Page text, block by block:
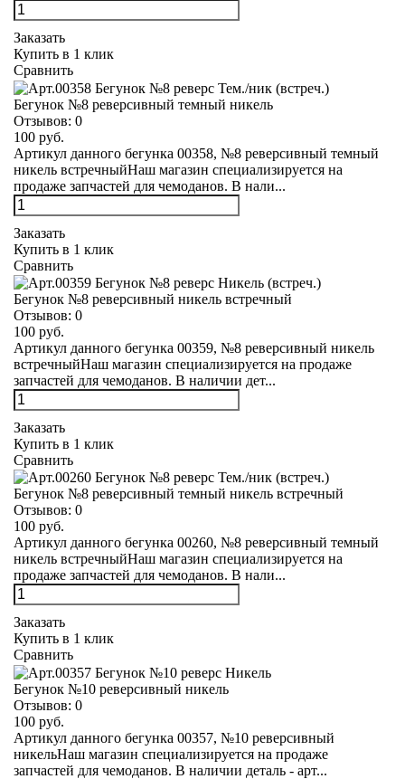
Заказать
Купить в 1 клик
Сравнить
Бегунок №8 реверсивный темный никель
Отзывов: 0
100 руб.
Артикул данного бегунка 00358, №8 реверсивный темный
никель встречныйНаш магазин специализируется на
продаже запчастей для чемоданов. В нали...
Заказать
Купить в 1 клик
Сравнить
Бегунок №8 реверсивный никель встречный
Отзывов: 0
100 руб.
Артикул данного бегунка 00359, №8 реверсивный никель
встречныйНаш магазин специализируется на продаже
запчастей для чемоданов. В наличии дет...
Заказать
Купить в 1 клик
Сравнить
Бегунок №8 реверсивный темный никель встречный
Отзывов: 0
100 руб.
Артикул данного бегунка 00260, №8 реверсивный темный
никель встречныйНаш магазин специализируется на
продаже запчастей для чемоданов. В нали...
Заказать
Купить в 1 клик
Сравнить
Бегунок №10 реверсивный никель
Отзывов: 0
100 руб.
Артикул данного бегунка 00357, №10 реверсивный
никельНаш магазин специализируется на продаже
запчастей для чемоданов. В наличии деталь - арт...